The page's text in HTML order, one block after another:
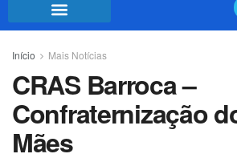
Início Mais Notícias
CRAS Barroca –
Confraternização
Mães